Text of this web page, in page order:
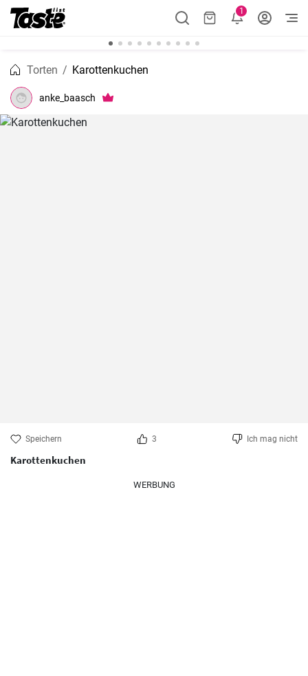
1
Torten Karottenkuchen
anke_baasch
Speichern 3 Ich mag nicht
Karottenkuchen
WERBUNG